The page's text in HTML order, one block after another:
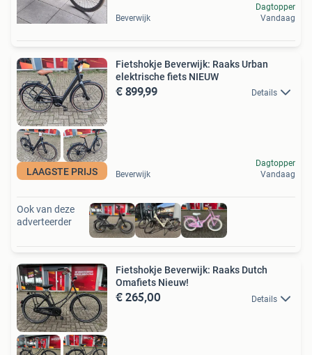
Beverwijk
Dagtopper
Vandaag
LAAGSTE PRIJS
Fietshokje Beverwijk: Raaks Urban
elektrische fiets NIEUW
€ 899,99 Details
Beverwijk
Dagtopper
Vandaag
Ook van deze
adverteerder
Fietshokje Beverwijk: Raaks Dutch
Omafiets Nieuw!
€ 265,00 Details